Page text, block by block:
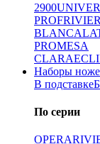
2900
PROF
BLANCA
PROMESA
CLARA
Наборы
В подставке
По серии
OPERA